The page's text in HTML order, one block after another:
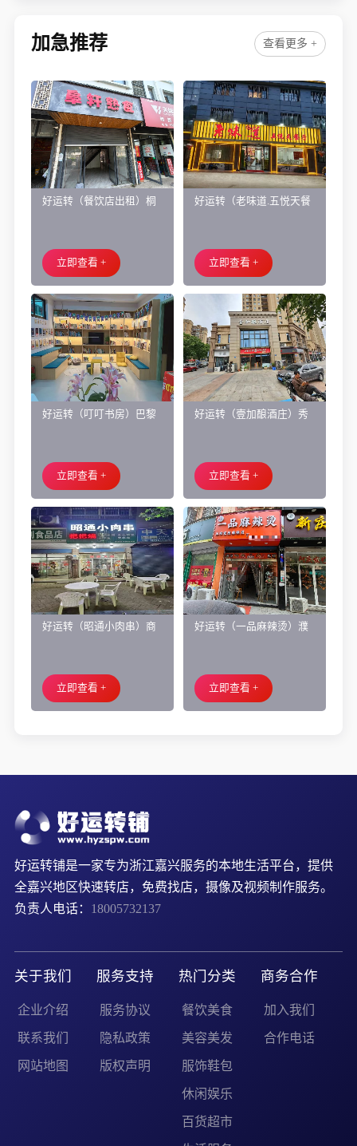
加急推荐 查看更多 +
好运转（餐饮店出租）桐
面旺铺出租
立即查看 +
好运转（老味道.五悦天餐
让、主要房租低
立即查看 +
好运转（叮叮书房）巴黎
培训班带生源转让
立即查看 +
好运转（壹加酿酒庄）秀
庄、空店铺转让
立即查看 +
好运转（昭通小肉串）商
外摆、 房租2.2万/年
立即查看 +
好运转（一品麻辣烫）濮
小吃店转让
立即查看 +
好运转铺是一家专为浙江嘉兴服务的本地生活平台，提供
全嘉兴地区快速转店，免费找店，摄像及视频制作服务。
负责人电话： 18005732137
关于我们
企业介绍
联系我们
网站地图
服务支持
服务协议
隐私政策
版权声明
热门分类
餐饮美食
美容美发
服饰鞋包
休闲娱乐
百货超市
商务合作
加入我们
合作电话